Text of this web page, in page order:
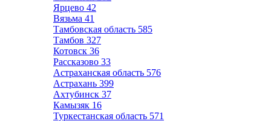
Ярцево 42
Вязьма 41
Тамбовская область 585
Тамбов 327
Котовск 36
Рассказово 33
Астраханская область 576
Астрахань 399
Ахтубинск 37
Камызяк 16
Туркестанская область 571